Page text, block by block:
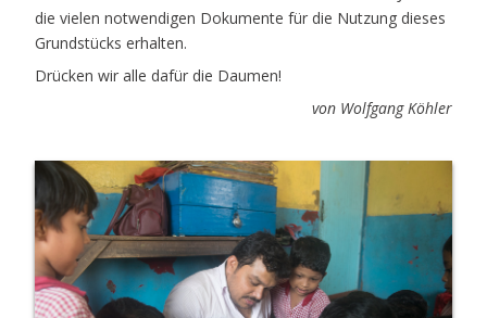
die vielen notwendigen Dokumente für die Nutzung dieses
Grundstücks erhalten.
Drücken wir alle dafür die Daumen!
von Wolfgang Köhler